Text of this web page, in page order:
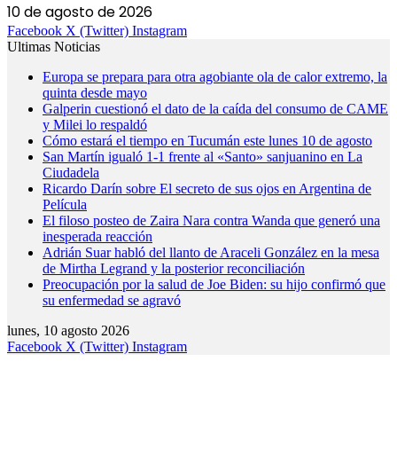
10 de agosto de 2026
Facebook X (Twitter) Instagram
Ultimas Noticias
Europa se prepara para otra agobiante ola de calor extremo, la
quinta desde mayo
Galperin cuestionó el dato de la caída del consumo de CAME
y Milei lo respaldó
Cómo estará el tiempo en Tucumán este lunes 10 de agosto
San Martín igualó 1-1 frente al «Santo» sanjuanino en La
Ciudadela
Ricardo Darín sobre El secreto de sus ojos en Argentina de
Película
El filoso posteo de Zaira Nara contra Wanda que generó una
inesperada reacción
Adrián Suar habló del llanto de Araceli González en la mesa
de Mirtha Legrand y la posterior reconciliación
Preocupación por la salud de Joe Biden: su hijo confirmó que
su enfermedad se agravó
lunes, 10 agosto 2026
Facebook X (Twitter) Instagram